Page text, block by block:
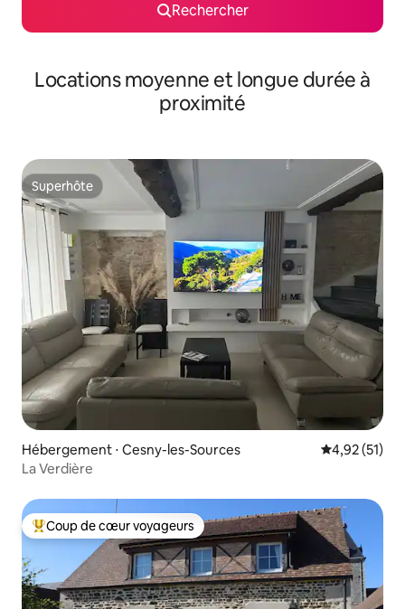
Rechercher
Locations moyenne et longue durée à
proximité
Superhôte
Superhôte
Hébergement ⋅ Cesny-les-Sources Évaluation
4,92 (51)
La Verdière
Coups de cœur voyageurs les plus appréciés
Coup de cœur voyageurs